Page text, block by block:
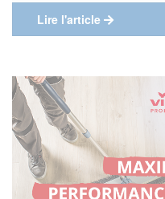
Lire l'article